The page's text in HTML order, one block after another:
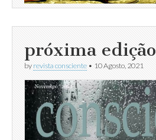
próxima edição
by revista consciente • 10 Agosto, 2021